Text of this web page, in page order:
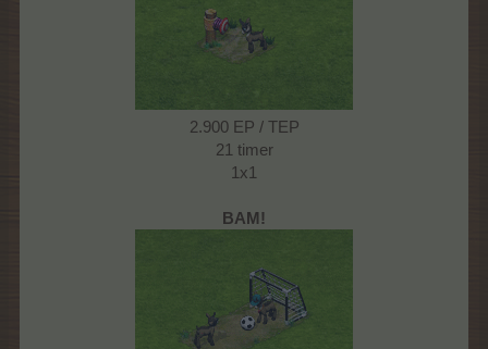
2.900 EP / TEP
21 timer
1x1
BAM!